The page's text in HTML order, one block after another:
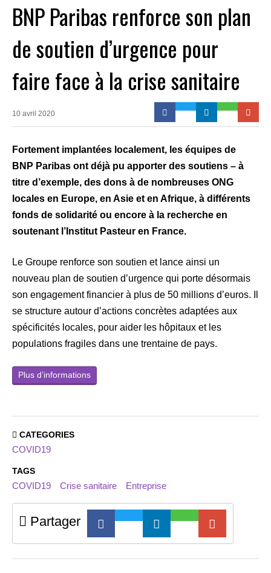
BNP Paribas renforce son plan
de soutien d’urgence pour
faire face à la crise sanitaire
10 avril 2020
Fortement implantées localement, les équipes de
BNP Paribas ont déjà pu apporter des soutiens – à
titre d’exemple, des dons à de nombreuses ONG
locales en Europe, en Asie et en Afrique, à différents
fonds de solidarité ou encore à la recherche en
soutenant l’Institut Pasteur en France.
Le Groupe renforce son soutien et lance ainsi un
nouveau plan de soutien d’urgence qui porte désormais
son engagement financier à plus de 50 millions d’euros. Il
se structure autour d’actions concrètes adaptées aux
spécificités locales, pour aider les hôpitaux et les
populations fragiles dans une trentaine de pays.
Plus d’informations
CATEGORIES
COVID19
TAGS
COVID19 Crise sanitaire Entreprise
Partager